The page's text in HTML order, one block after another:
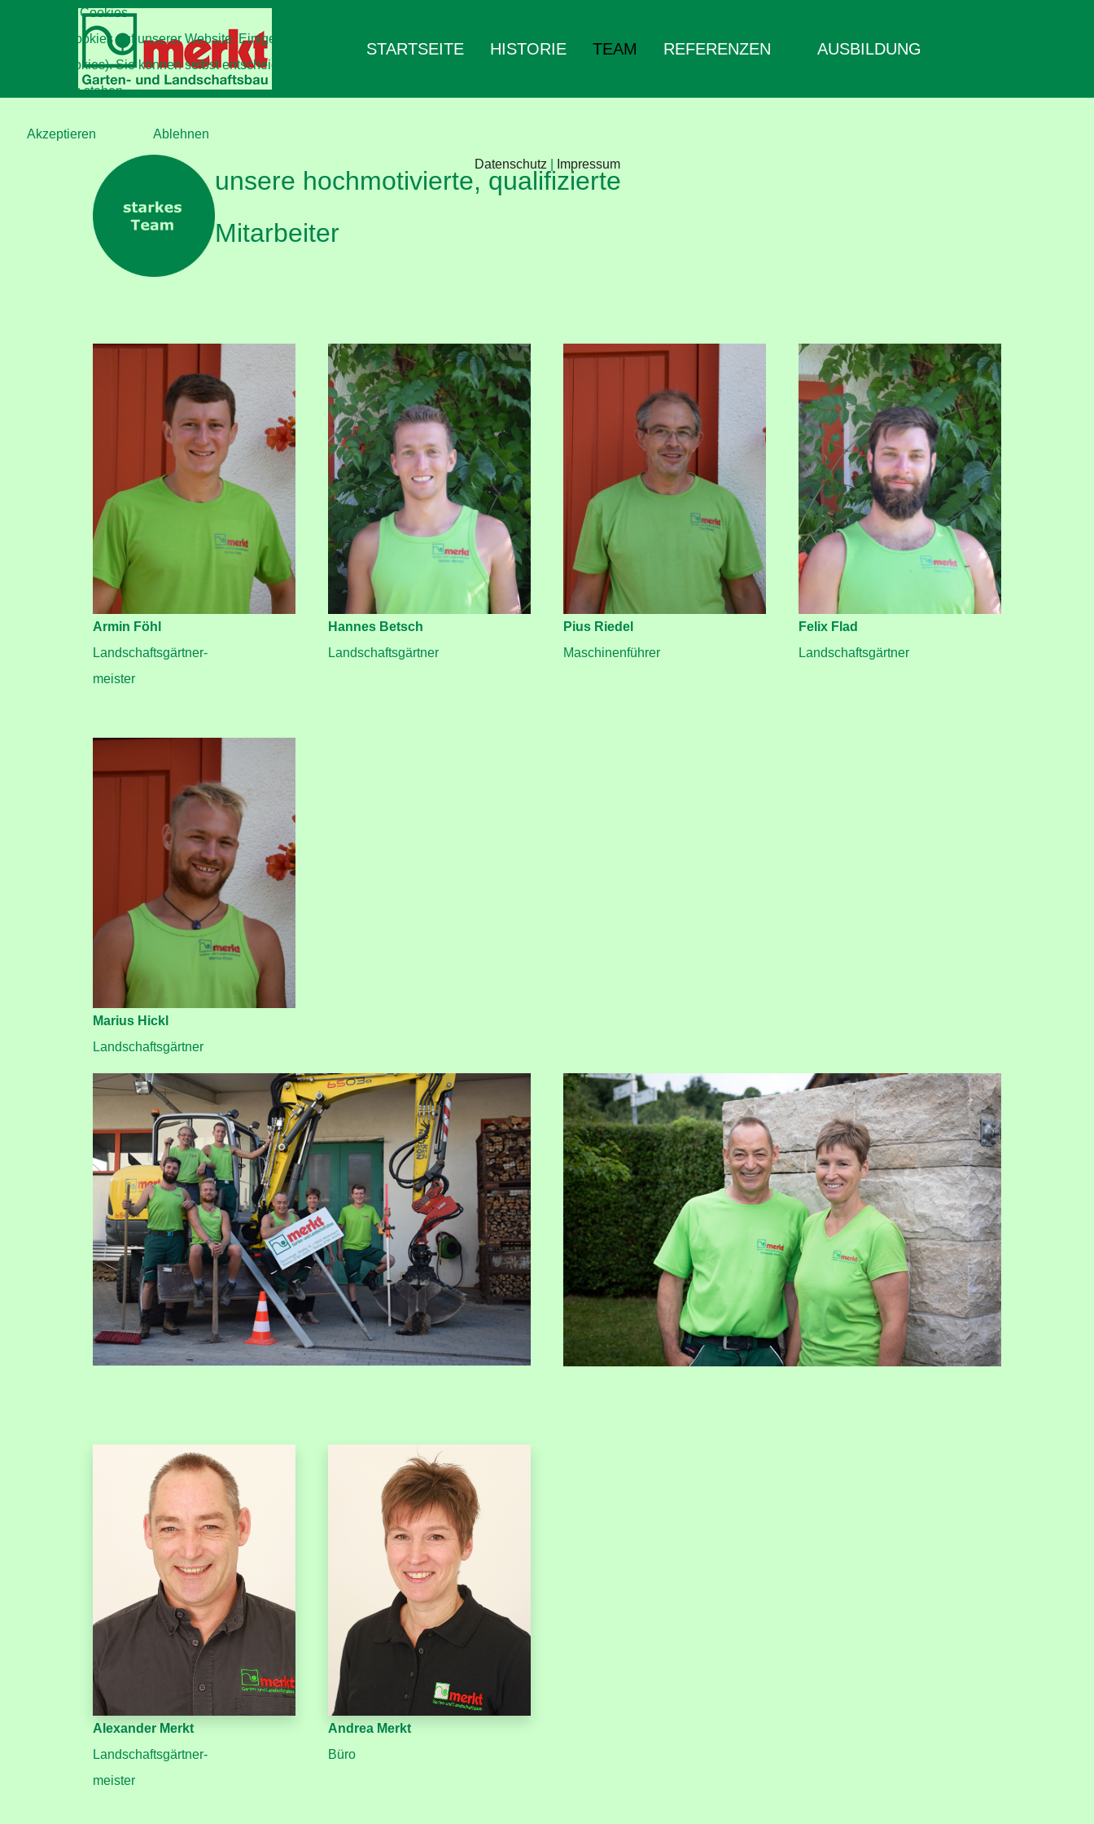
STARTSEITE HISTORIE TEAM REFERENZEN AUSBILDUNG
unsere hochmotivierte, qualifizierte
Mitarbeiter
Armin Föhl
Landschaftsgärtner-
meister
Hannes Betsch
Landschaftsgärtner
Pius Riedel
Maschinenführer
Felix Flad
Landschaftsgärtner
Marius Hickl
Landschaftsgärtner
Alexander Merkt
Landschaftsgärtner-
meister
Andrea Merkt
Büro
Wir benutzen Cookies
Wir nutzen Cookies auf unserer Website. Einige von ihnen sind essenziell für den Betrieb der Seite, während andere uns helfen, diese Website und die Nutzererfahrung zu verbessern
(Tracking Cookies). Sie können selbst entscheiden, ob Sie die Cookies zulassen möchten. Bitte beachten Sie, dass bei einer Ablehnung womöglich nicht mehr alle Funktionalitäten der Seite
zur Verfügung stehen.
Akzeptieren Ablehnen
Datenschutz Impressum